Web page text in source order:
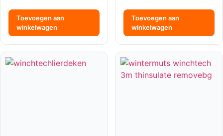
Toevoegen aan
winkelwagen
Toevoegen aan
winkelwagen